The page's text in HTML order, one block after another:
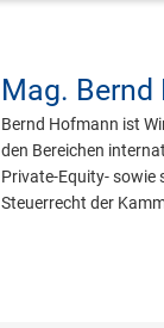
Mag.
Bernd Hofmann ist
den Bereichen
Private-Equity- sowie
Steuerrecht der